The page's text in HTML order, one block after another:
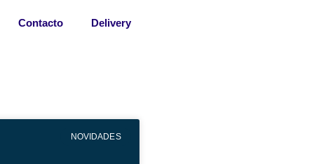
Contacto Delivery
NOVIDADES